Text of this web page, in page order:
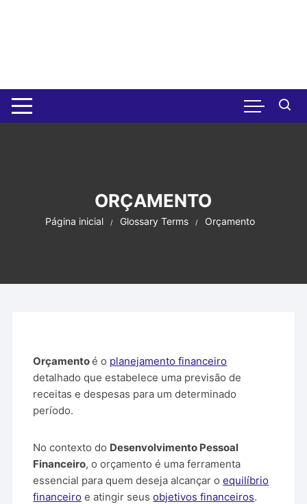
ORÇAMENTO
Página inicial Glossary Terms Orçamento
Orçamentoé o planejamento financeiro
detalhado que estabelece uma previsão de
receitas e despesas para um determinado
período.
No contexto do Desenvolvimento Pessoal
Financeiro, o orçamento é uma ferramenta
essencial para quem deseja alcançar oequilíbrio
financeiro e atingir seusobjetivos financeiros.